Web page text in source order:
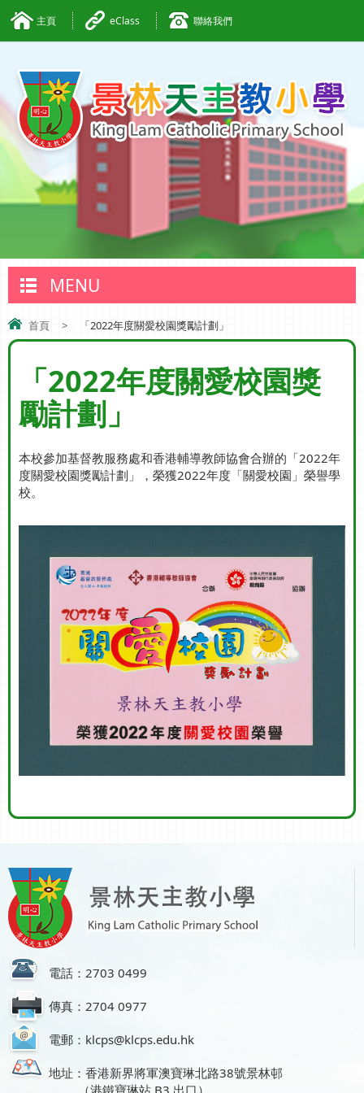
主頁 eClass 聯絡我們
MENU
首頁 > 「2022年度關愛校園獎勵計劃」
「2022年度關愛校園獎
勵計劃」
本校參加基督教服務處和香港輔導教師協會合辦的「2022年
度關愛校園獎勵計劃」，榮獲2022年度「關愛校園」榮譽學
校。
電話：2703 0499
傳真：2704 0977
電郵：klcps@klcps.edu.hk
地址：香港新界將軍澳寶琳北路38號景林邨